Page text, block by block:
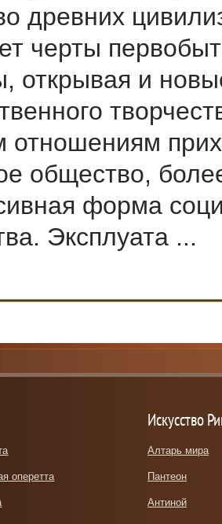
древних
черты
открывая и
отношениям
общество,
фор­ма
Эксплуата ...
оперетта
Искусство
Алтарь мира
Пантеон
Антиной